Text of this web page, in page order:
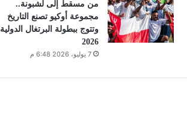
من مسقط إلى لشبونة..
مجموعة أوكيو تصنع التاريخ
وتتوج ببطولة البرتغال الدولية
2026
7 يوليو، 2026 6:48 م